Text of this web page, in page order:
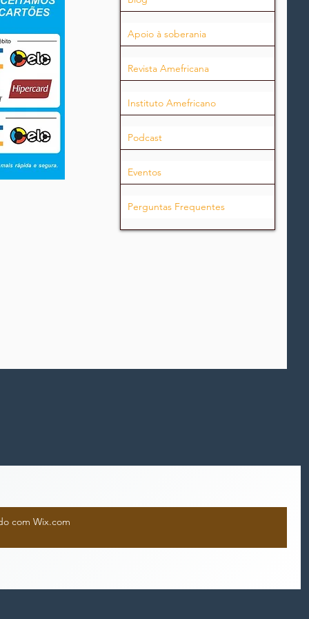
Apoio à soberania
Revista Amefricana
Instituto Amefricano
Podcast
Eventos
Perguntas Frequentes
com Wix.com